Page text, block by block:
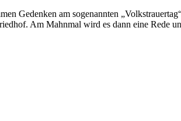
Gedenken am sogenannten
Am Mahnmal wird es dann eine Rede